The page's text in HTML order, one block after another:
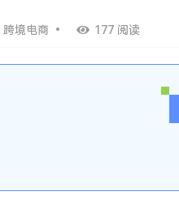
跨境电商 • 177 阅读